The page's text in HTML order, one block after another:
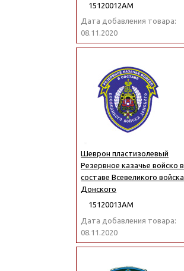
15120012АМ
Дата добавления товара:
08.11.2020
Шеврон пластизолевый
Резервное казачье войско в
составе Всевеликого войска
Донского
15120013АМ
Дата добавления товара:
08.11.2020